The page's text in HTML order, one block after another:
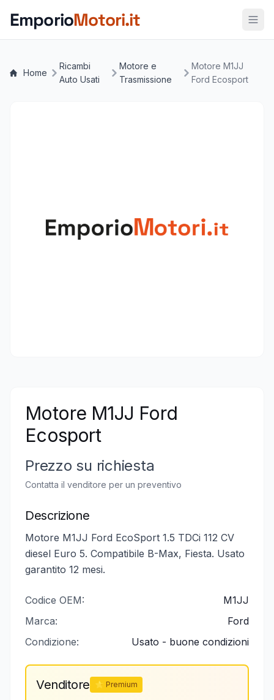
EmporioMotori.it
Home
Ricambi
Auto Usati
Motore e
Trasmissione
Motore M1JJ
Ford Ecosport
Motore M1JJ Ford
Ecosport
Prezzo su richiesta
Contatta il venditore per un preventivo
Descrizione
Motore M1JJ Ford EcoSport 1.5 TDCi 112 CV
diesel Euro 5. Compatibile B-Max, Fiesta. Usato
garantito 12 mesi.
Codice OEM:
M1JJ
Marca:
Ford
Condizione:
Usato - buone condizioni
Venditore ⭐ Premium